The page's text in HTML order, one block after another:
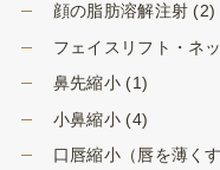
顔の脂肪溶解注射 (2)
フェイスリフト・ネ
鼻先縮小(1)
小鼻縮小(4)
口唇縮小（唇を薄くす